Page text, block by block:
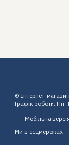
© Інтернет-
Графік роботи:
Мобільна версія
Ми в соцмережах